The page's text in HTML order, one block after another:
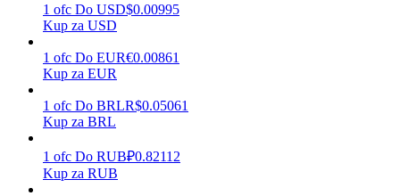
Mocna Świnka
Codziennie zdobywaj konkurencyjne nagrody
1 ofc Do USD$0.00995
Kup za USD
1 ofc Do EUR€0.00861
Kup za EUR
1 ofc Do BRLR$0.05061
Kup za BRL
1 ofc Do RUB₽0.82112
Kup za RUB